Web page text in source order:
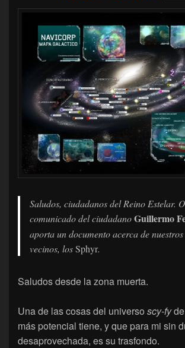
Saludos, ciudadanos del Reino Estelar.
comunicado del ciudadanoGuillermo
aporta un documento acerca de
vecinos, losSphyr.
Saludos desde la zona muerta.
Una de las cosas del universo scy-fyde
más potencial tiene, y que para mi sin
desaprovechada, es su trasfondo.